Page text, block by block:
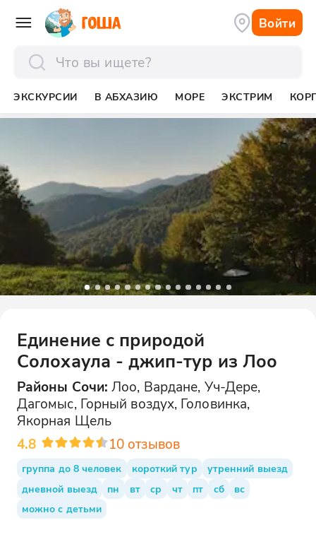
Войти
ЭКСКУРСИИ В АБХАЗИЮ МОРЕ ЭКСТРИМ
Единение с природой
Солохаула - джип-тур из Лоо
Районы Сочи: Лоо, Вардане, Уч-Дере,
Дагомыс, Горный воздух, Головинка,
Якорная Щель
4.8
10 отзывов
группа до 8 человек короткий тур
утренний выезд
дневной выезд
пн вт ср чт пт сб
вс
можно с детьми